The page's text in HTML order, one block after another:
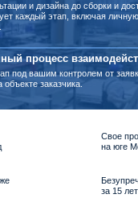
и дизайна до сборки и
каждый этап, включая
процесс
под вашим контролем от
объекте заказчика.
Свое
на юге
за 15